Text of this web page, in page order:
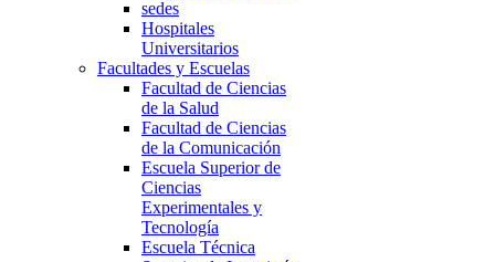
sedes
Hospitales
Universitarios
Facultades y Escuelas
Facultad de Ciencias
de la Salud
Facultad de Ciencias
de la Comunicación
Escuela Superior de
Ciencias
Experimentales y
Tecnología
Escuela Técnica